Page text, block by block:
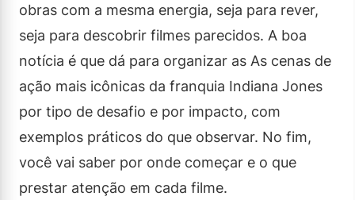
obras com a mesma energia, seja para rever,
seja para descobrir filmes parecidos. A boa
notícia é que dá para organizar as As cenas de
ação mais icônicas da franquia Indiana Jones
por tipo de desafio e por impacto, com
exemplos práticos do que observar. No fim,
você vai saber por onde começar e o que
prestar atenção em cada filme.